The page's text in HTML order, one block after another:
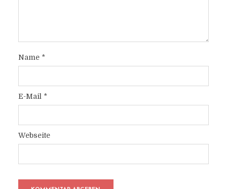
Name*
E-Mail *
Webseite